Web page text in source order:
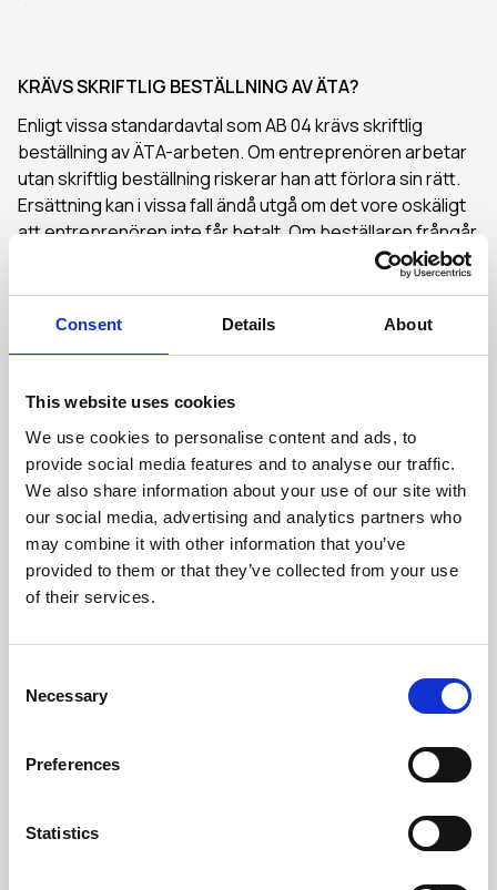
Consent Details About
This website uses cookies
We use cookies to personalise content and ads, to
provide social media features and to analyse our traffic.
We also share information about your use of our site with
our social media, advertising and analytics partners who
may combine it with other information that you’ve
provided to them or that they’ve collected from your use
of their services.
Selection
Necessary
Preferences
Statistics
KRÄVS SKRIFTLIG BESTÄLLNING AV ÄTA?
Enligt vissa standardavtal som AB 04 krävs skriftlig
beställning av ÄTA-arbeten. Om entreprenören arbetar
utan skriftlig beställning riskerar han att förlora sin rätt.
Ersättning kan i vissa fall ändå utgå om det vore oskäligt
att entreprenören inte får betalt. Om beställaren frångår
formkraven, om arbetena måste utföras akut eller om
beställts skriftligt.
Fel i entreprenad
professionellt. Slarv och okunnighet förekommer, men
ett bra utförande. Myndigheter och
är ett korrekt utförande, exempelvis hur ett badrum ska
byggas för att undvika vattenskador. Det är sådana
standard. Att entreprenören följt tillverkarens
monteringsanvisningar talar också för att arbetet